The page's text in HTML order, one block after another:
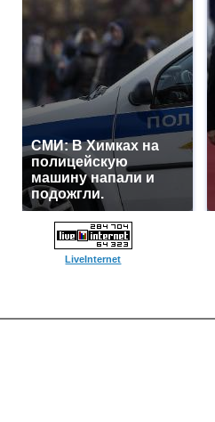
СМИ: В Химках на
полицейскую
машину напали и
подожгли.
LiveInternet